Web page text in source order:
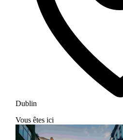
Dublin
Vous êtes ici